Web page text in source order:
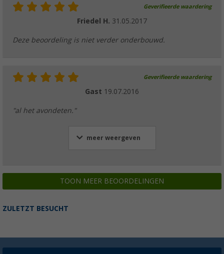
Geverifieerde waardering
Friedel H. 31.05.2017
Deze beoordeling is niet verder onderbouwd.
Geverifieerde waardering
Gast 19.07.2016
"al het avondeten."
meer weergeven
TOON MEER BEOORDELINGEN
ZULETZT BESUCHT